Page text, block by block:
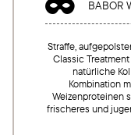
 BABOR
Straffe,
Classic
natürliche
Kombination
Weizenproteinen
frischeres und